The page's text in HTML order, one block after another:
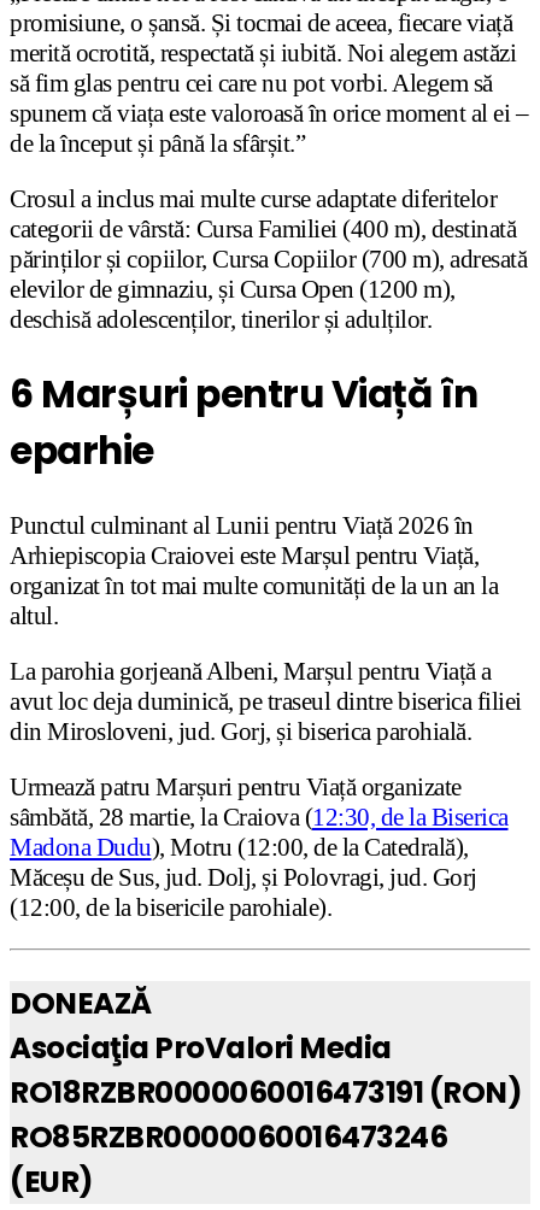
promisiune, o șansă. Și tocmai de aceea, fiecare viață
merită ocrotită, respectată și iubită. Noi alegem astăzi
să fim glas pentru cei care nu pot vorbi. Alegem să
spunem că viața este valoroasă în orice moment al ei –
de la început și până la sfârșit.”
Crosul a inclus mai multe curse adaptate diferitelor
categorii de vârstă: Cursa Familiei (400 m), destinată
părinților și copiilor, Cursa Copiilor (700 m), adresată
elevilor de gimnaziu, și Cursa Open (1200 m),
deschisă adolescenților, tinerilor și adulților.
6 Marșuri pentru Viață în
eparhie
Punctul culminant al Lunii pentru Viață 2026 în
Arhiepiscopia Craiovei este Marșul pentru Viață,
organizat în tot mai multe comunități de la un an la
altul.
La parohia gorjeană Albeni, Marșul pentru Viață a
avut loc deja duminică, pe traseul dintre biserica filiei
din Mirosloveni, jud. Gorj, și biserica parohială.
Urmează patru Marșuri pentru Viață organizate
sâmbătă, 28 martie, la Craiova (12:30, de la Biserica
Madona Dudu), Motru (12:00, de la Catedrală),
Măceșu de Sus, jud. Dolj, și Polovragi, jud. Gorj
(12:00, de la bisericile parohiale).
DONEAZĂ
Asociaţia ProValori Media
RO18RZBR0000060016473191 (RON)
RO85RZBR0000060016473246
(EUR)